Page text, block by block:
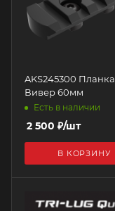
AKS245300 Планка
Вивер 60мм
Есть в наличии
2 500 ₽/шт
В КОРЗИНУ